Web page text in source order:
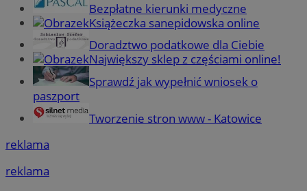
Bezpłatne kierunki medyczne
Książeczka sanepidowska online
Doradztwo podatkowe dla Ciebie
Największy sklep z częściami online!
Sprawdź jak wypełnić wniosek o
paszport
Tworzenie stron www - Katowice
reklama
reklama